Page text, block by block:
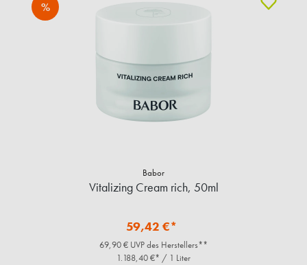
%
Babor
Vitalizing Cream rich, 50ml
59,42 €*
69,90 € UVP des Herstellers**
1.188,40 €* / 1 Liter